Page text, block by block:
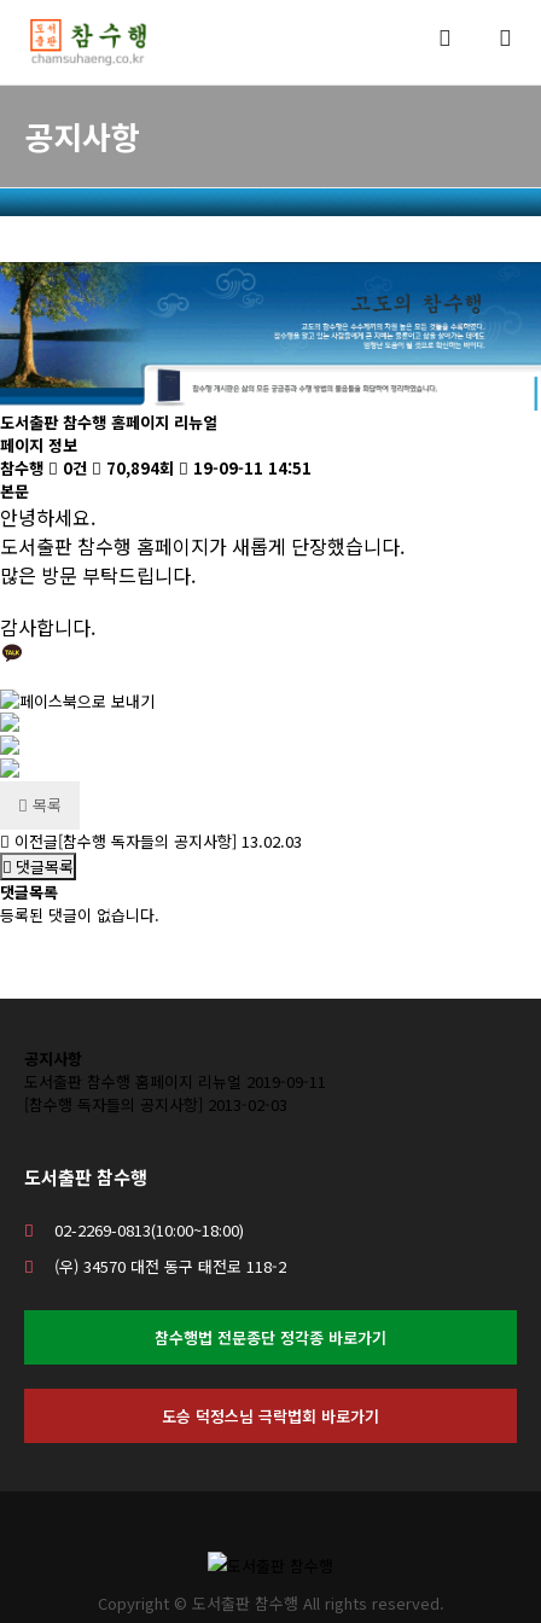
공지사항
도서출판 참수행 홈페이지 리뉴얼
페이지 정보
참수행
0건 70,894회
19-09-11 14:51
본문
안녕하세요.
도서출판 참수행 홈페이지가 새롭게 단장했습니다.
많은 방문 부탁드립니다.
감사합니다.
목록
이전글[참수행 독자들의 공지사항] 13.02.03
댓글목록
댓글목록
등록된 댓글이 없습니다.
공지사항
도서출판 참수행 홈페이지 리뉴얼 2019-09-11
[참수행 독자들의 공지사항] 2013-02-03
도서출판 참수행
02-2269-0813(10:00~18:00)
(우) 34570 대전 동구 태전로 118-2
참수행법 전문종단 정각종 바로가기
도승 덕정스님 극락법회 바로가기
Copyright © 도서출판 참수행 All rights reserved.